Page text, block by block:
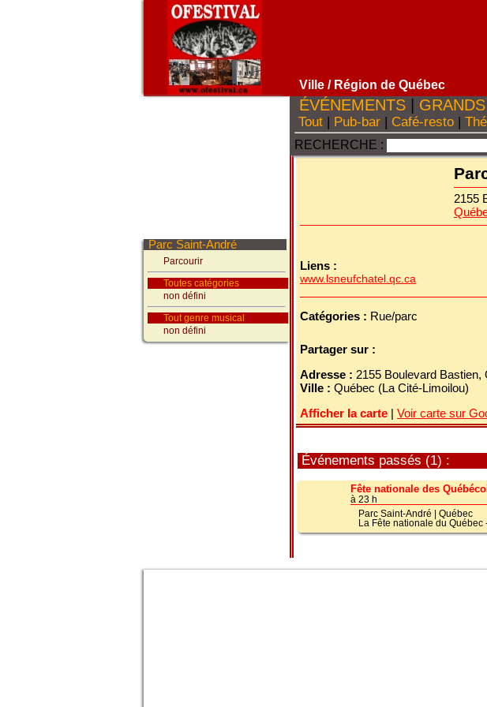
Ville / Région de Québec
Parc Saint-André
Parcourir
Toutes catégories
non défini
Tout genre musical
non défini
ÉVÉNEMENTS
Tout | Pub-bar | Café-resto |
RECHERCHE :
2155
Liens :
www.lsneufchatel.qc.ca
Catégories : Rue/parc
Partager sur :
Adresse : 2155 Boulevard
Ville : Québec (La Cité-Limoilou)
Afficher la carte | Voir carte sur
Événements passés (1) :
Fête nationale des
à 23 h
Parc Saint-André
Québec
La Fête nationale du Québec